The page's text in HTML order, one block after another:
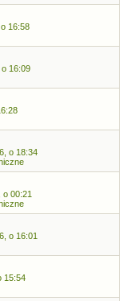
16:58
16:09
o 18:34
o 00:21
o 16:01
15:54